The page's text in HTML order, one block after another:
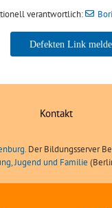
verantwortlich:
Boris Angerer,
Kontakt
Der Bildungsserver
Jugend und Familie